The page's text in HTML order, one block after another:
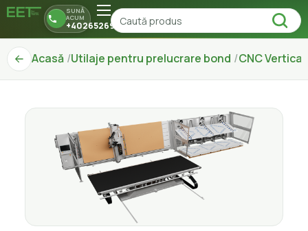
SUNĂ
ACUM
+40265269150
Acasă Utilaje pentru prelucrare bond CNC Vertical